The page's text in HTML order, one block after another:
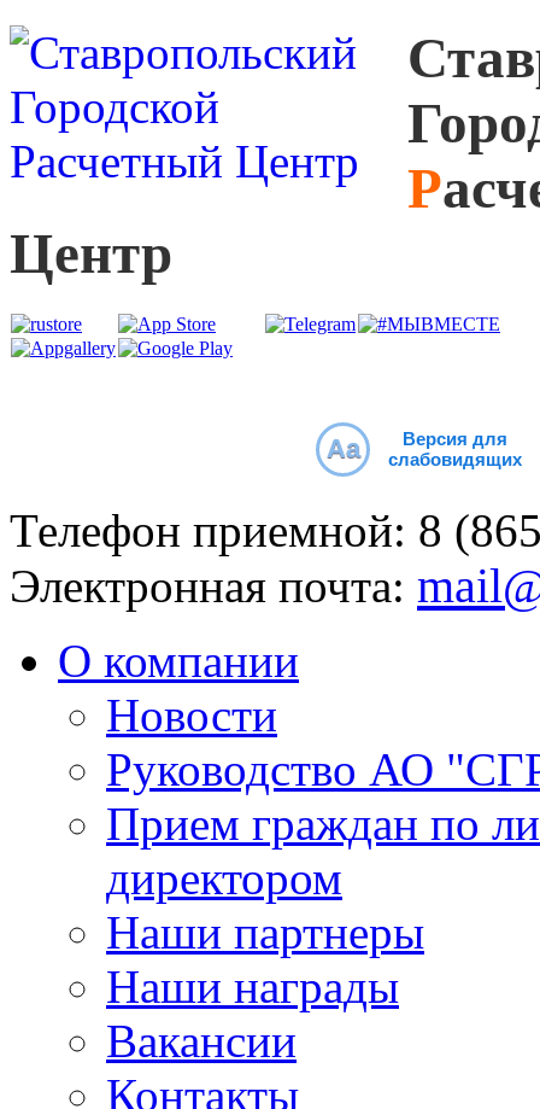
С
Г
Р
Центр
Aa
Версия для
слабовидящих
Телефон приемной: 8
Электронная почта:
О компании
Новости
Руководство АО
Прием граждан по
директором
Наши партнеры
Наши награды
Вакансии
Контакты